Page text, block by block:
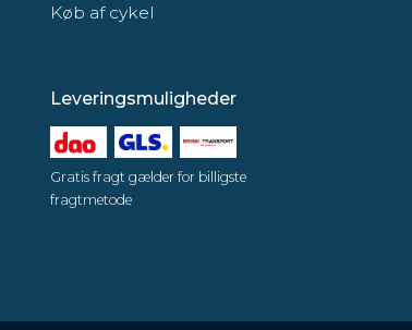
Køb af cykel
Leveringsmuligheder
Gratis fragt gælder for billigste
fragtmetode